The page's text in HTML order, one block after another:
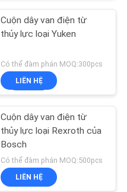
Cuộn dây van điện từ
thủy lực loại Yuken
Có thể đàm phán MOQ:300pcs
LIÊN HỆ
Cuộn dây van điện từ
thủy lực loại Rexroth của
Bosch
Có thể đàm phán MOQ:500pcs
LIÊN HỆ